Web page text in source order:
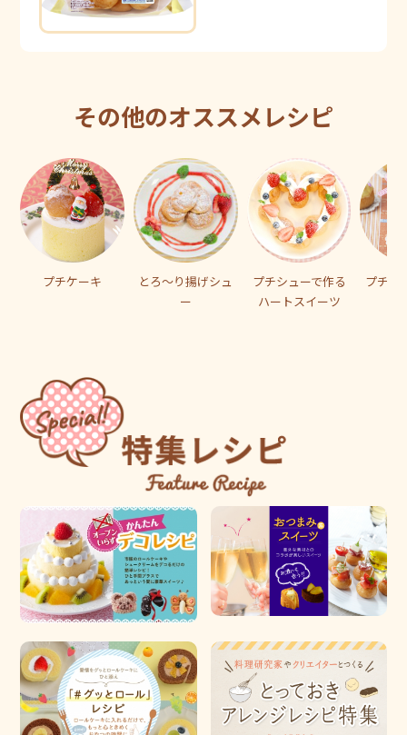
その他のオススメレシピ
プチケーキ
とろ～り揚げシュ
ー
プチシューで作る
ハートスイーツ
プチシ